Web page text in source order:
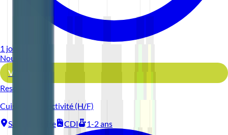
1 jour
Nouveau
Voir l'offre
Reso 44
Cuisinier Collectivité (H/F)
Saint-Nazaire
CDI 1-2 ans